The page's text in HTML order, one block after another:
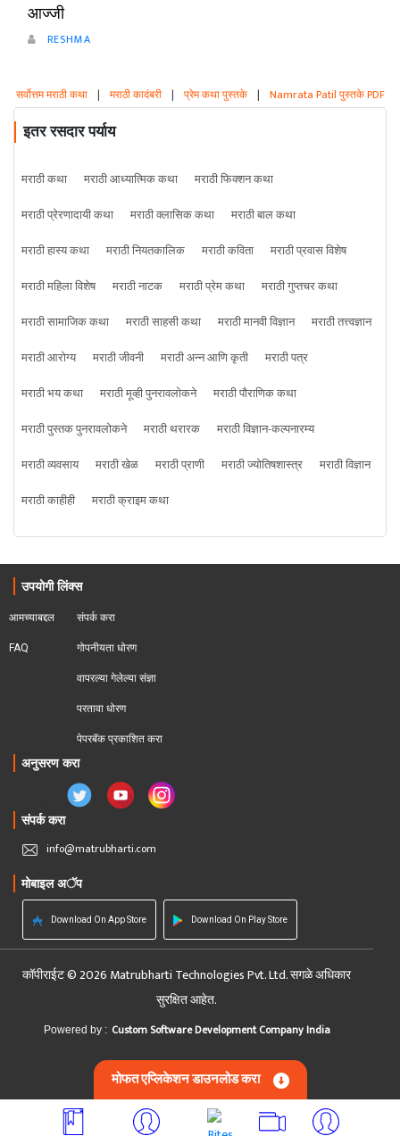
आज्जी
RESHMA
सर्वोत्तम मराठी कथा | मराठी कादंबरी | प्रेम कथा पुस्तके | Namrata Patil पुस्तके PDF
इतर रसदार पर्याय
मराठी कथा मराठी आध्यात्मिक कथा
मराठी फिक्शन कथा
मराठी प्रेरणादायी कथा
मराठी क्लासिक कथा
मराठी बाल कथा
मराठी हास्य कथा
मराठी नियतकालिक मराठी कविता
मराठी प्रवास विशेष
मराठी महिला विशेष
मराठी नाटक मराठी प्रेम कथा
मराठी गुप्तचर कथा
मराठी सामाजिक कथा
मराठी साहसी कथा मराठी मानवी विज्ञान
मराठी तत्त्वज्ञान
मराठी आरोग्य
मराठी जीवनी मराठी अन्न आणि कृती
मराठी पत्र
मराठी भय कथा
मराठी मूव्ही पुनरावलोकने
मराठी पौराणिक कथा
मराठी पुस्तक पुनरावलोकने
मराठी थरारक
मराठी विज्ञान-कल्पनारम्य
मराठी व्यवसाय
मराठी खेळ मराठी प्राणी मराठी ज्योतिषशास्त्र
मराठी विज्ञान
मराठी काहीही
मराठी क्राइम कथा
उपयोगी लिंक्स
आमच्याबद्दल
FAQ
संपर्क करा
गोपनीयता धोरण
वापरल्या गेलेल्या संज्ञा
परतावा धोरण
पेपरबॅक प्रकाशित करा
अनुसरण करा
संपर्क करा
info@matrubharti.com
मोबाइल अॅप
Download On App Store Download On Play Store
कॉपीराईट © 2026 Matrubharti Technologies Pvt. Ltd. सगळे अधिकार
सुरक्षित आहेत.
Powered by : Custom Software Development Company India
मोफत एप्लिकेशन डाउनलोड करा